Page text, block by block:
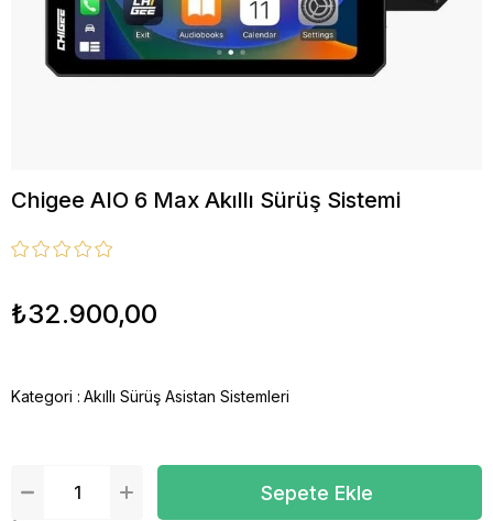
Chigee AIO 6 Max Akıllı Sürüş Sistemi
₺32.900,00
Kategori : Akıllı Sürüş Asistan Sistemleri